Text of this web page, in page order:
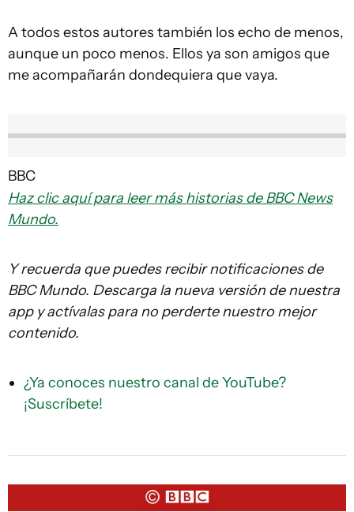
A todos estos autores también los echo de menos,
aunque un poco menos. Ellos ya son amigos que
me acompañarán dondequiera que vaya.
BBC
Haz clic aquí para leer más historias de BBC News
Mundo.
Y recuerda que puedes recibir notificaciones de
BBC Mundo. Descarga la nueva versión de nuestra
app y actívalas para no perderte nuestro mejor
contenido.
¿Ya conoces nuestro canal de YouTube?
¡Suscríbete!